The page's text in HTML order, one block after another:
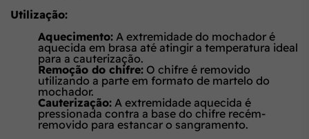
Utilização:
Aquecimento: A extremidade do mochador é
aquecida em brasa até atingir a temperatura ideal
para a cauterização.
Remoção do chifre: O chifre é removido
utilizando a parte em formato de martelo do
mochador.
Cauterização: A extremidade aquecida é
pressionada contra a base do chifre recém-
removido para estancar o sangramento.